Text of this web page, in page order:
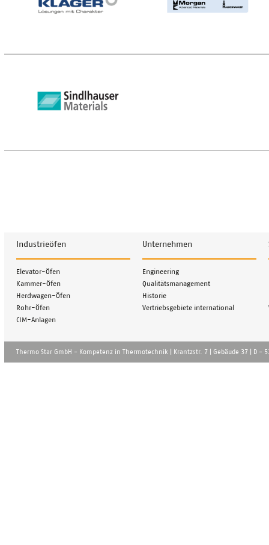
Industrieöfen
Navigation
überspringen
Elevator-Öfen
Kammer-Öfen
Herdwagen-Öfen
Rohr-Öfen
CIM-Anlagen
Unternehmen
Navigation
überspringen
Engineering
Qualitätsmanagement
Historie
Vertriebsgebiete international
Thermo Star GmbH - Kompetenz in Thermotechnik | Krantzstr. 7 | Gebä̈ude 37 | D -